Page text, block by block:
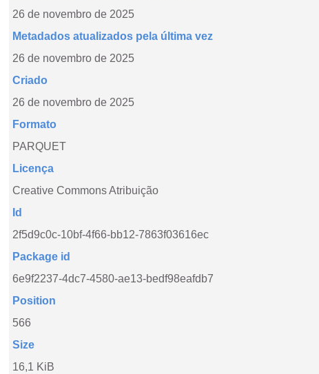
26 de novembro de 2025
Metadados atualizados pela última vez
26 de novembro de 2025
Criado
26 de novembro de 2025
Formato
PARQUET
Licença
Creative Commons Atribuição
Id
2f5d9c0c-10bf-4f66-bb12-7863f03616ec
Package id
6e9f2237-4dc7-4580-ae13-bedf98eafdb7
Position
566
Size
16,1 KiB